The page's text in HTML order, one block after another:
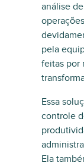
análise
pela
feitas por
Essa
controle
Ela